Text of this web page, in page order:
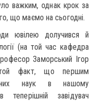
важким, однак крок за
що маємо на сьогодні.
ювілею долучився й
(на той час кафедра
Заморський Ігор
той факт, що першим
наук в нашому
теперішній завідувач